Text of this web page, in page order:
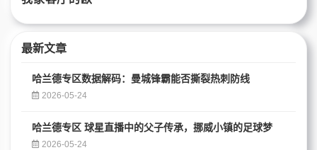
最新文章
哈兰德专区数据解码：曼城锋霸能否撕裂热刺防线
2026-05-24
哈兰德专区 球星直播中的父子传承，挪威小镇的足球梦
2026-05-24